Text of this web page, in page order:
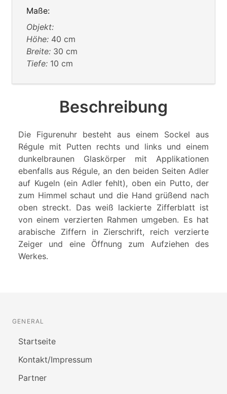
Maße:
Objekt:
Höhe: 40 cm
Breite: 30 cm
Tiefe: 10 cm
Beschreibung
Die Figurenuhr besteht aus einem Sockel aus
Régule mit Putten rechts und links und einem
dunkelbraunen Glaskörper mit Applikationen
ebenfalls aus Régule, an den beiden Seiten Adler
auf Kugeln (ein Adler fehlt), oben ein Putto, der
zum Himmel schaut und die Hand grüßend nach
oben streckt. Das weiß lackierte Zifferblatt ist
von einem verzierten Rahmen umgeben. Es hat
arabische Ziffern in Zierschrift, reich verzierte
Zeiger und eine Öffnung zum Aufziehen des
Werkes.
GENERAL
Startseite
Kontakt/Impressum
Partner